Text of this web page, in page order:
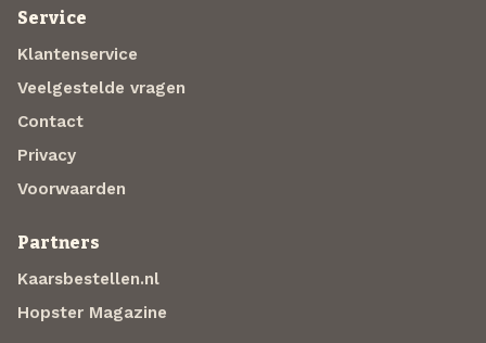
Service
Klantenservice
Veelgestelde vragen
Contact
Privacy
Voorwaarden
Partners
Kaarsbestellen.nl
Hopster Magazine